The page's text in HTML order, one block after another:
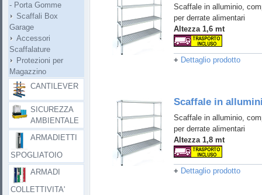
Scaffale in alluminio,
per derrate alimentari
Altezza 1,6 mt
+ Dettaglio prodotto
Scaffale in
Scaffale in alluminio,
per derrate alimentari
Altezza 1,8 mt
+ Dettaglio prodotto
- Porta Gomme
Scaffali Box
Garage
Accessori
Scaffalature
Protezioni per
Magazzino
CANTILEVER
SICUREZZA
AMBIENTALE
ARMADIETTI
SPOGLIATOIO
ARMADI
COLLETTIVITA'